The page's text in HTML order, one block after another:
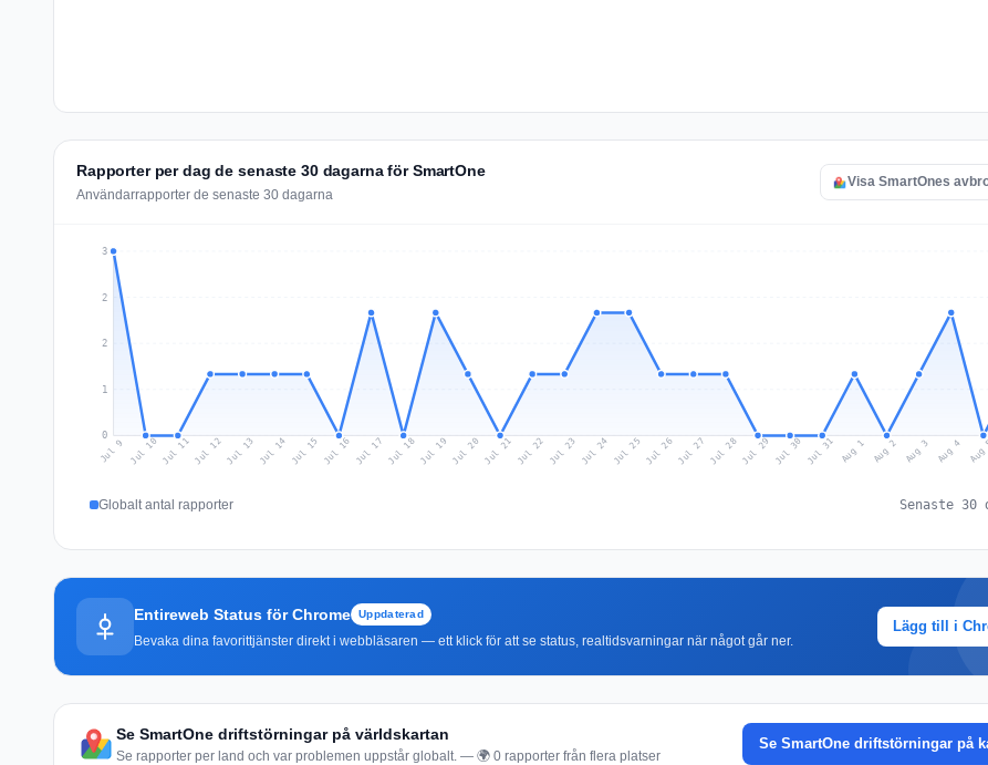
Rapporter per dag de senaste 30 dagarna för SmartOne
Användarrapporter de senaste 30 dagarna
Visa SmartOnes
0
1
2
2
3
Jul 9 Jul 10 Jul 11Jul 12Jul 13 Jul 14 Jul 15 Jul 16 Jul 17 Jul 18Jul 19 Jul 20 Jul 21 Jul 22 Jul 23 Jul 24 Jul 25 Jul 26Jul 27 Jul 28Jul 29 Jul 30 Jul 31 Aug 1 Aug 2 Aug 3 Aug 4
Globalt antal rapporter Senaste 30
Entireweb Status för Chrome Uppdaterad
Bevaka dina favorittjänster direkt i webbläsaren — ett klick för att se status, realtidsvarningar när något går ner.
Lägg till i
Se SmartOne driftstörningar på världskartan
Se rapporter per land och var problemen uppstår globalt. — 🌍 0 rapporter från flera platser
Se SmartOne driftstörningar på